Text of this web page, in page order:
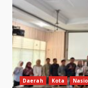
Daerah Kota